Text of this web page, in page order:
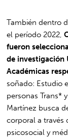
También dentro
el período 2022,
fueron
de investigación
Académicas
soñado: Estudio
personas Trans*
Martínez busca
corporal a través
psicosocial y